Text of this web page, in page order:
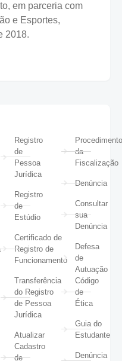
em parceria com
e Esportes,
2018.
Registro
de
Pessoa
Jurídica
Registro
de
Estúdio
Certificado de
Registro de
Funcionamento
Transferência
do Registro
de Pessoa
Jurídica
Atualizar
Cadastro
de
da
Fiscalização
Denúncia
Consultar
sua
Denúncia
Defesa
de
Autuação
Código
de
Ética
Guia do
Estudante
Denúncia